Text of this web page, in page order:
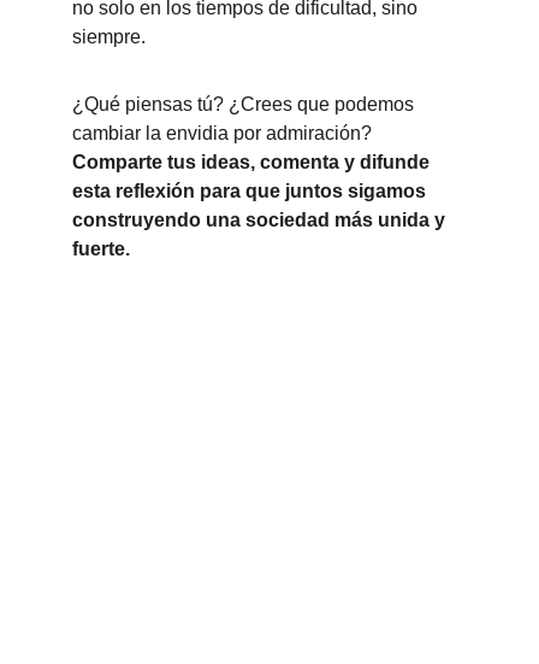
no solo en los tiempos de dificultad, sino
siempre.
¿Qué piensas tú? ¿Crees que podemos
cambiar la envidia por admiración?
Comparte tus ideas, comenta y difunde
esta reflexión para que juntos sigamos
construyendo una sociedad más unida y
fuerte.